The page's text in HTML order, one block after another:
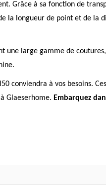
Grâce à sa fonction de
la longueur de point et de la
une large gamme de
conviendra à vos besoins.
Glaeserhome. Embarquez